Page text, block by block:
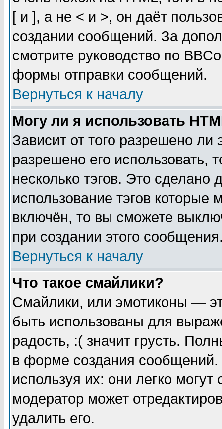
[ и ], а не < и >, он даёт
создании сообщений. За
смотрите руководство по
формы отправки сообщений.
Вернуться к началу
Могу ли я использовать
Зависит от того разрешено
разрешено его использовать,
несколько тэгов. Это сделано
использование тэгов
включён, то вы сможете
при создании этого
Вернуться к началу
Что такое смайлики?
Смайлики, или эмотиконы —
быть использованы для
радость, :( значит грусть.
в форме создания сообщений.
используя их: они легко
модератор может
удалить его.